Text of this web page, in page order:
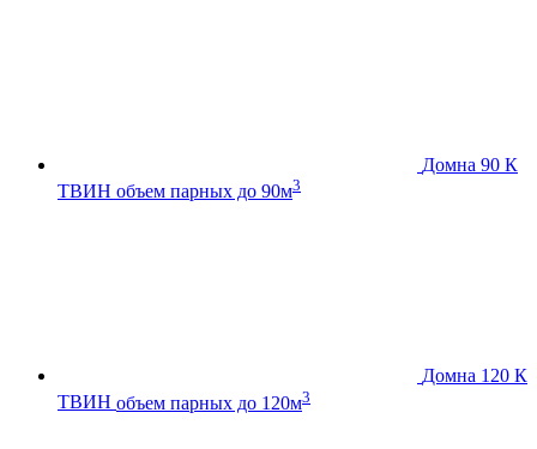
Домна 90 К
ТВИН объем парных до 90м3
Домна 120 К
ТВИН объем парных до 120м3